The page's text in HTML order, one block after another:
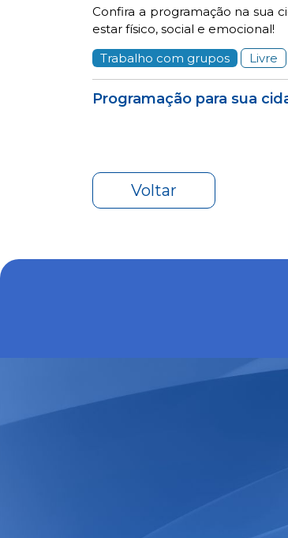
Confira a programação na sua
estar físico, social e emocional!
Trabalho com grupos
Livre
Programação para sua
Voltar